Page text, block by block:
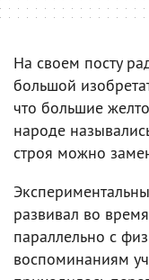
На своем посту
большой
что большие
народе
строя можно
развивал во
параллельно с
воспоминаниям